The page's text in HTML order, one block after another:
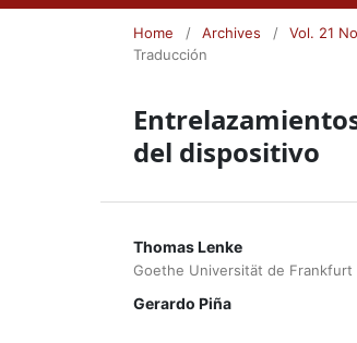
Home / Archives / Vol. 21
Traducción
del dispositivo
Thomas Lenke
Goethe Universität de Frankfurt
Gerardo Piña